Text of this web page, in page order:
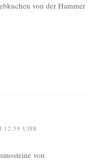
von der Hammer
12:59 UHR
von